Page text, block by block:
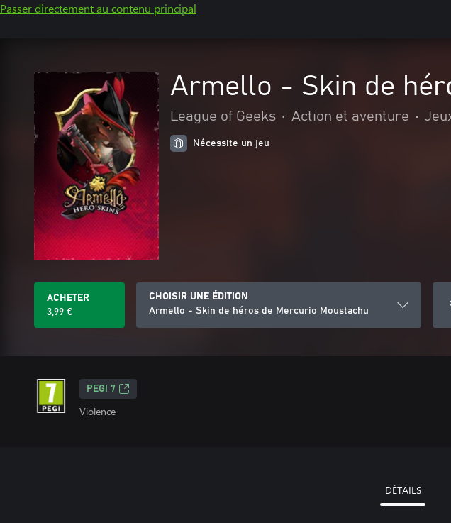
Passer directement au contenu principal
Armello - Skin de
League of Geeks • Action et aventure •
Nécessite un jeu
ACHETER
3,99 €
CHOISIR UNE ÉDITION
Armello - Skin de héros de Mercurio Moustachu
PEGI 7
Violence
DÉTAILS